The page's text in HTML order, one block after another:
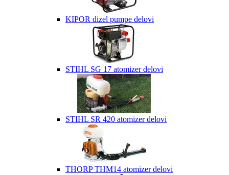
KIPOR dizel pumpe delovi
STIHL SG 17 atomizer delovi
STIHL SR 420 atomizer delovi
THORP THM14 atomizer delovi